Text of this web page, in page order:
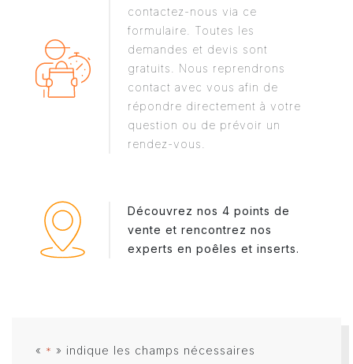
contactez-nous via ce
formulaire. Toutes les
demandes et devis sont
gratuits. Nous reprendrons
contact avec vous afin de
répondre directement à votre
question ou de prévoir un
rendez-vous.
Découvrez nos 4 points de
vente et rencontrez nos
experts en poêles et inserts.
« * » indique les champs nécessaires